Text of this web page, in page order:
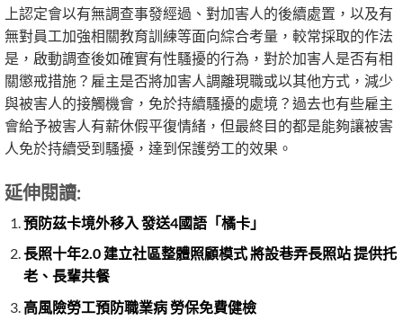
上認定會以有無調查事發經過、對加害人的後續處置，以及有
無對員工加強相關教育訓練等面向綜合考量，較常採取的作法
是，啟動調查後如確實有性騷擾的行為，對於加害人是否有相
關懲戒措施？雇主是否將加害人調離現職或以其他方式，減少
與被害人的接觸機會，免於持續騷擾的處境？過去也有些雇主
會給予被害人有薪休假平復情緒，但最終目的都是能夠讓被害
人免於持續受到騷擾，達到保護勞工的效果。
延伸閱讀:
預防茲卡境外移入 發送4國語「橘卡」
長照十年2.0 建立社區整體照顧模式 將設巷弄長照站 提供托
老、長輩共餐
高風險勞工預防職業病 勞保免費健檢